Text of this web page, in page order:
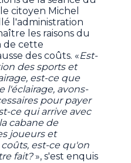
citoyen Michel
l'administration
les raisons du
de cette
des coûts. «Est-
des sports et
est-ce que
l'éclairage, avons-
pour payer
ce qui arrive avec
cabane de
joueurs et
est-ce qu'on
fait?», s'est enquis